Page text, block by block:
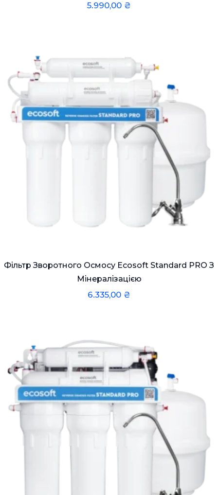
5.990,00 ₴
Фільтр Зворотного Осмосу Ecosoft Standard PRO З
Мінералізацією
6.335,00 ₴